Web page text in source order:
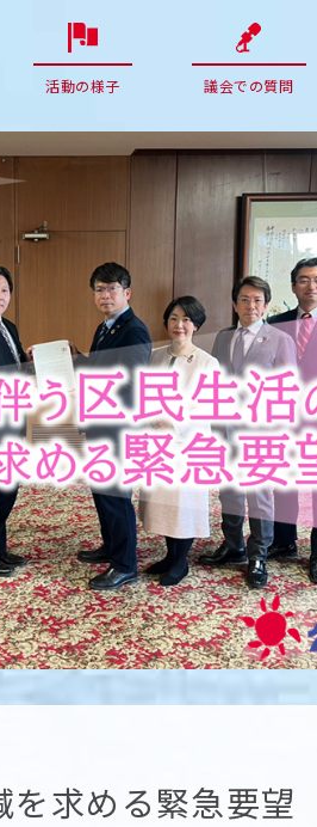
活動の様子 議会での質問
求める緊急要望